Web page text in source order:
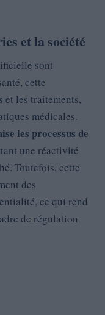
et la société
sont
cette
et les traitements,
médicales.
les processus de
une réactivité
Toutefois, cette
des
ce qui rend
de régulation